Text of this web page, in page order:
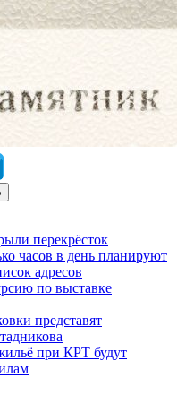
перекрёсток
часов в день планируют
адресов
по выставке
представят
при КРТ будут